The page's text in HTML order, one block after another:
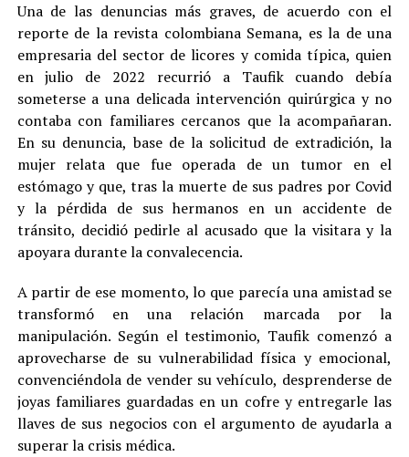
Una de las denuncias más graves, de acuerdo con el
reporte de la revista colombiana Semana, es la de una
empresaria del sector de licores y comida típica, quien
en julio de 2022 recurrió a Taufik cuando debía
someterse a una delicada intervención quirúrgica y no
contaba con familiares cercanos que la acompañaran.
En su denuncia, base de la solicitud de extradición, la
mujer relata que fue operada de un tumor en el
estómago y que, tras la muerte de sus padres por Covid
y la pérdida de sus hermanos en un accidente de
tránsito, decidió pedirle al acusado que la visitara y la
apoyara durante la convalecencia.
A partir de ese momento, lo que parecía una amistad se
transformó en una relación marcada por la
manipulación. Según el testimonio, Taufik comenzó a
aprovecharse de su vulnerabilidad física y emocional,
convenciéndola de vender su vehículo, desprenderse de
joyas familiares guardadas en un cofre y entregarle las
llaves de sus negocios con el argumento de ayudarla a
superar la crisis médica.